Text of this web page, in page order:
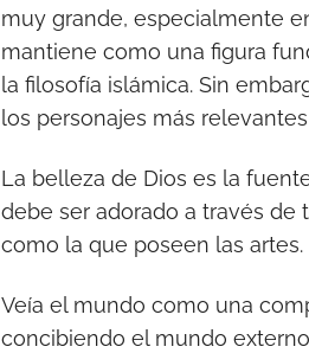
muy grande, especialmente
mantiene como una figura
la filosofía islámica. Sin
los personajes más
La belleza de Dios es la
debe ser adorado a través de
como la que poseen las artes.
Veía el mundo como una
concibiendo el mundo